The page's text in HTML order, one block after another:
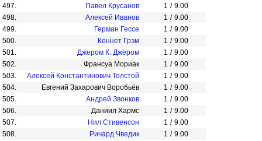
497.
Павел Крусанов 1 / 9.00
498.
Алексей Иванов 1 / 9.00
499.
Герман Гессе 1 / 9.00
500.
Кеннет Грэм 1 / 9.00
501.
Джером К. Джером 1 / 9.00
502.
Франсуа Мориак 1 / 9.00
503.
Алексей Константинович Толстой 1 / 9.00
504.
Евгений Захарович Воробьёв 1 / 9.00
505.
Андрей Звонков 1 / 9.00
506.
Даниил Хармс 1 / 9.00
507.
Нил Стивенсон 1 / 9.00
508.
Ричард Чведик 1 / 9.00